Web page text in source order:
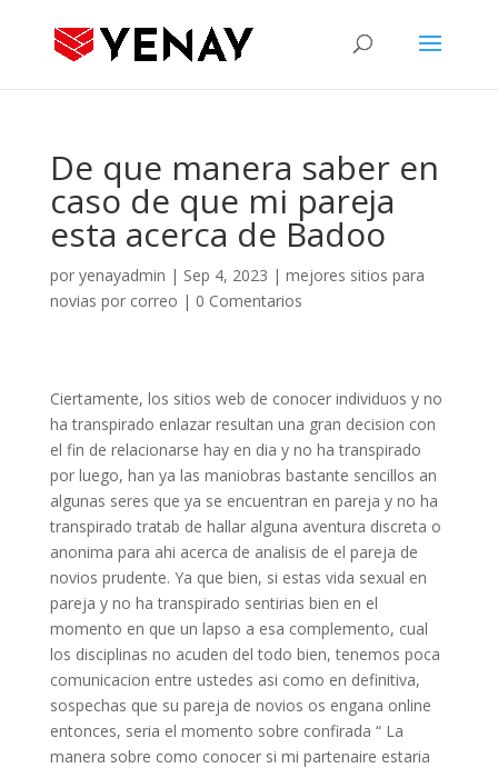
De que manera saber en
caso de que mi pareja
esta acerca de Badoo
por yenayadmin | Sep 4, 2023 | mejores sitios para
novias por correo | 0 Comentarios
Ciertamente, los sitios web de conocer individuos y no
ha transpirado enlazar resultan una gran decision con
el fin de relacionarse hay en dia y no ha transpirado
por luego, han ya las maniobras bastante sencillos an
algunas seres que ya se encuentran en pareja y no ha
transpirado tratab de hallar alguna aventura discreta o
anonima para ahi acerca de analisis de el pareja de
novios prudente. Ya que bien, si estas vida sexual en
pareja y no ha transpirado sentirias bien en el
momento en que un lapso a esa complemento, cual
los disciplinas no acuden del todo bien, tenemos poca
comunicacion entre ustedes asi­ como en definitiva,
sospechas que su pareja de novios os engana online
entonces, seri­a el momento sobre confirada “ La
manera sobre como conocer si mi partenaire estaria